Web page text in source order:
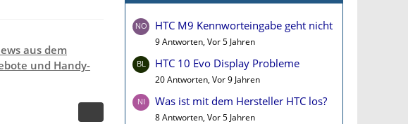
aus dem
und Handy-
HTC M9 Kennworteingabe geht nicht
9 Antworten, Vor 5 Jahren
HTC 10 Evo Display Probleme
20 Antworten, Vor 9 Jahren
Was ist mit dem Hersteller HTC los?
8 Antworten, Vor 5 Jahren